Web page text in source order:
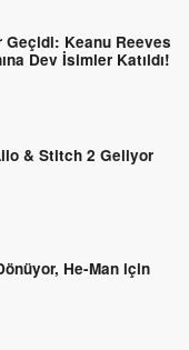
Geçidi: Keanu Reeves
Dev İsimler Katıldı!
& Stitch 2 Geliyor
He-Man için